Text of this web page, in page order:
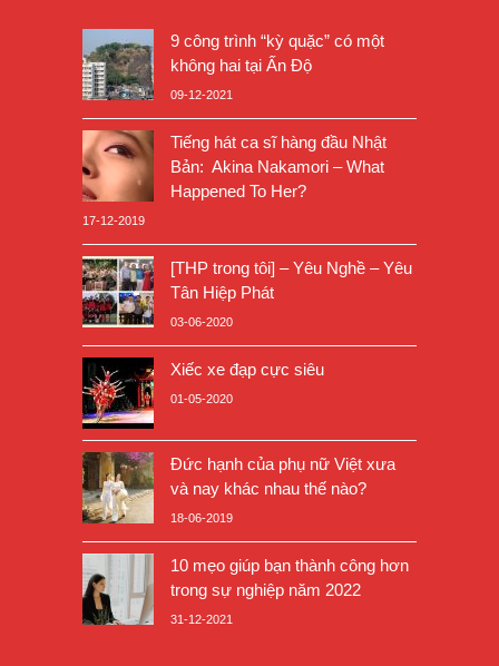
9 công trình “kỳ quặc” có một
không hai tại Ấn Độ
09-12-2021
Tiếng hát ca sĩ hàng đầu Nhật
Bản: Akina Nakamori – What
Happened To Her?
17-12-2019
[THP trong tôi] – Yêu Nghề – Yêu
Tân Hiệp Phát
03-06-2020
Xiếc xe đạp cực siêu
01-05-2020
Đức hạnh của phụ nữ Việt xưa
và nay khác nhau thế nào?
18-06-2019
10 mẹo giúp bạn thành công hơn
trong sự nghiệp năm 2022
31-12-2021